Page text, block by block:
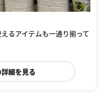
るアイテムも一通り揃って
細を見る